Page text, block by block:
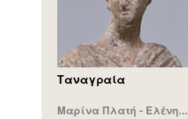
Ταναγραία
Μαρίνα Πλατή - Ελένη...